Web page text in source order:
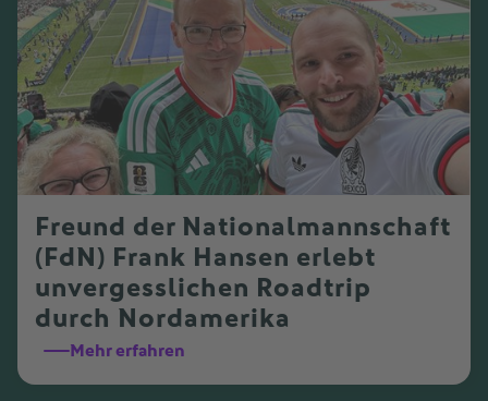
Freund der Nationalmannschaft
(FdN) Frank Hansen erlebt
unvergesslichen Roadtrip
durch Nordamerika
Mehr erfahren